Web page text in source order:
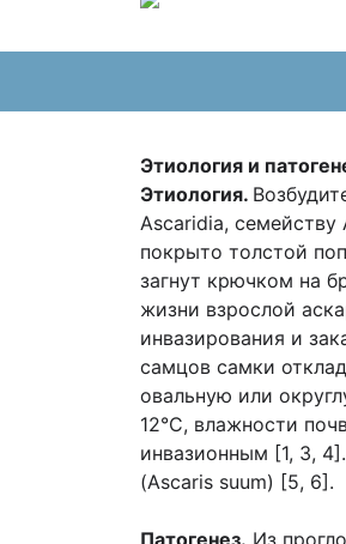
Этиология и
Этиология.
Ascaridia,
покрыто толстой
загнут крючком на
жизни взрослой
инвазирования и
самцов самки
овальную или
12°С, влажности
инвазионным [1, 3,
(Ascaris suum) [5, 6].
Патогенез. Из